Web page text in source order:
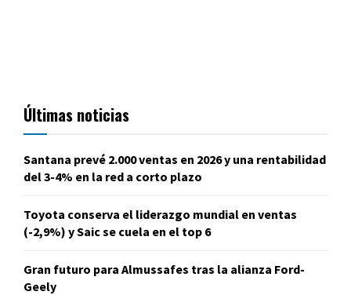
Últimas noticias
Santana prevé 2.000 ventas en 2026 y una rentabilidad
del 3-4% en la red a corto plazo
Toyota conserva el liderazgo mundial en ventas
(-2,9%) y Saic se cuela en el top 6
Gran futuro para Almussafes tras la alianza Ford-
Geely